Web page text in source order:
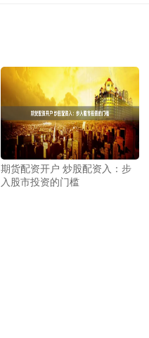
期货配资开户 炒股配资入：步
入股市投资的门槛